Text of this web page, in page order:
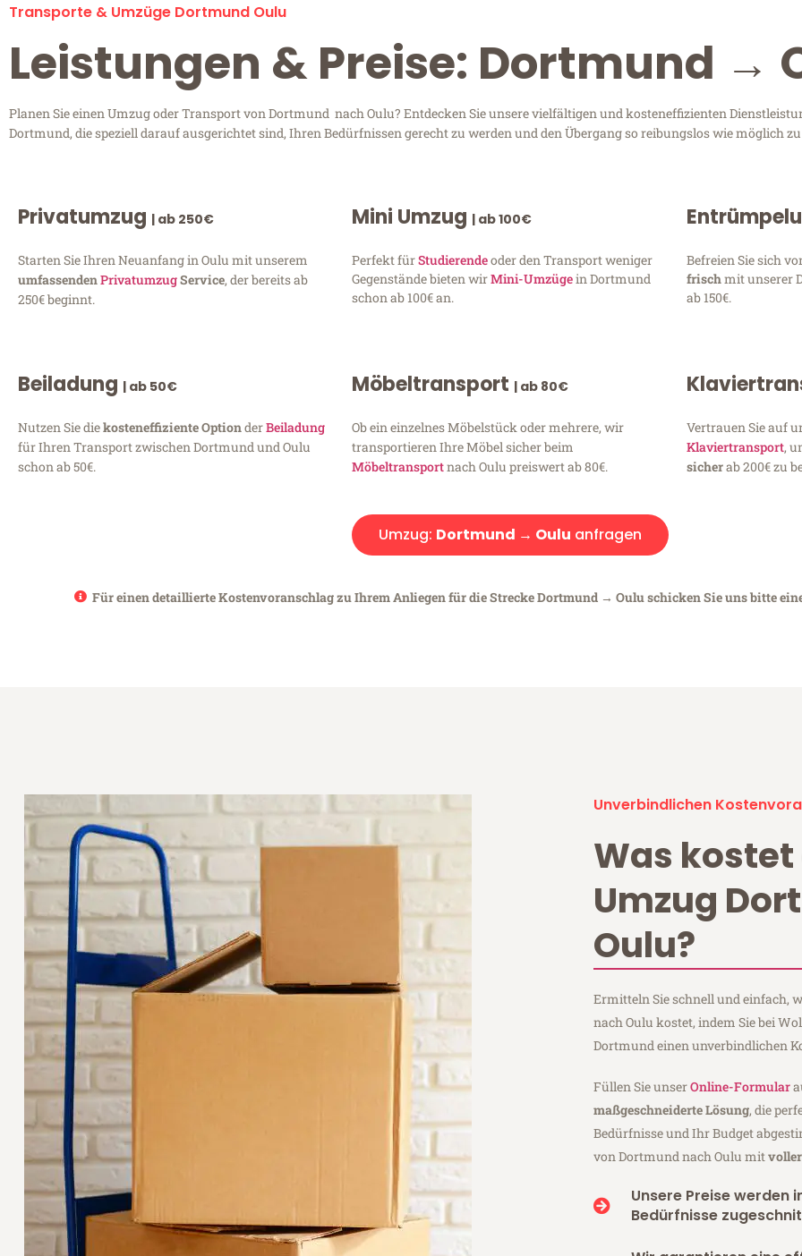
Transporte & Umzüge Dortmund Oulu
Leistungen & Preise: Dortmund →
Planen Sie einen Umzug oder Transport von Dortmund nach Oulu? Entdecken Sie unsere vielfältigen und kosteneffizienten
Dortmund, die speziell darauf ausgerichtet sind, Ihren Bedürfnissen gerecht zu werden und den Übergang so reibungslos wie möglich
Privatumzug | ab 250€
Starten Sie Ihren Neuanfang in Oulu mit unserem
umfassendenPrivatumzugService, der bereits ab
250€ beginnt.
Mini Umzug | ab 100€
Perfekt fürStudierendeoder den Transport weniger
Gegenstände bieten wirMini-Umzügein Dortmund
schon ab 100€ an.
Befreien Sie sich
frischmit unserer
ab 150€.
Beiladung | ab 50€
Nutzen Sie diekosteneffiziente OptionderBeiladung
für Ihren Transport zwischen Dortmund und Oulu
schon ab 50€.
Möbeltransport | ab 80€
Ob ein einzelnes Möbelstück oder mehrere, wir
transportieren Ihre Möbel sicher beim
Möbeltransportnach Oulu preiswert ab 80€.
Vertrauen Sie auf
Klaviertransport,
sicherab 200€ zu
Umzug: Dortmund → Oulu anfragen
Für einen detaillierte Kostenvoranschlag zu Ihrem Anliegen für die Strecke Dortmund → Oulu schicken Sie uns bitte
Unverbindlichen
Was kostet
Umzug
Oulu?
Ermitteln Sie schnell und einfach,
nach Oulu kostet, indem Sie bei
Dortmund einen unverbindlichen
Füllen Sie unserOnline-Formular
maßgeschneiderte Lösung, die
Bedürfnisse und Ihr Budget
von Dortmund nach Oulu mit
Unsere Preise werden
Bedürfnisse